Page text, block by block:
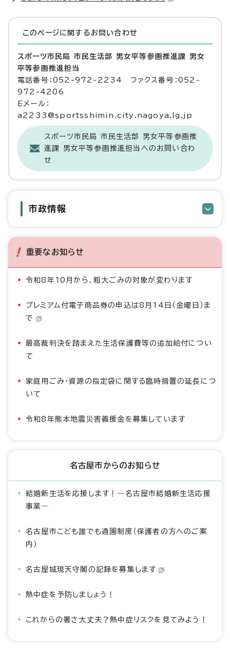
このページに関する お問い合わせ
スポーツ市民局 市民生活部 男女平等参画推進課 男女
平等参画推進担当
電話番号：052-972-2234 ファクス番号：052-
972-4206
Eメール：
a2233@sportsshimin.city.nagoya.lg.jp
スポーツ市民局 市民生活部 男女平等参画推
進課 男女平等参画推進担当へのお問い合わ
せ
市政情報
重要なお知らせ
令和8年10月から、粗大ごみの対象が変わります
プレミアム付電子商品券の申込は8月14日（金曜日）ま
で
最高裁判決を踏まえた生活保護費等の追加給付につい
て
家庭用ごみ・資源の指定袋に関する臨時措置の延長につ
いて
令和8年熊本地震災害義援金を募集しています
名古屋市からのお知らせ
結婚新生活を応援します！―名古屋市結婚新生活応援
事業―
名古屋市こども誰でも通園制度（保護者の方へのご案
内）
名古屋城現天守閣の記録を募集します
熱中症を予防しましょう！
これからの暑さ大丈夫？熱中症リスクを見てみよう！